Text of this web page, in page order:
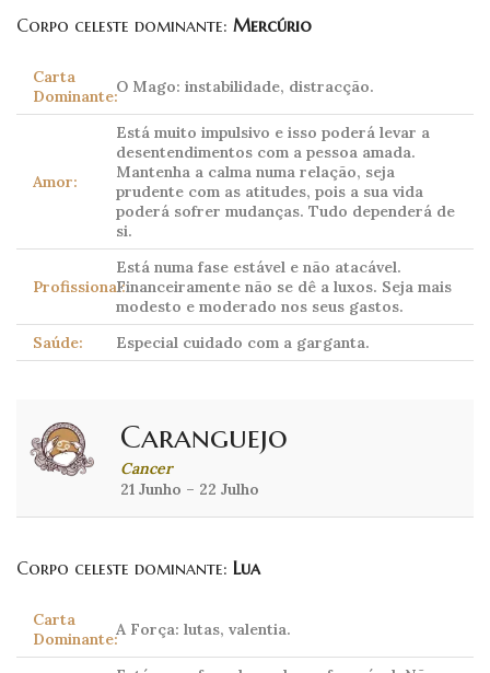
Corpo celeste dominante: Mercúrio
Carta
Dominante:O Mago: instabilidade, distracção.
Amor:
Está muito impulsivo e isso poderá levar a
desentendimentos com a pessoa amada.
Mantenha a calma numa relação, seja
prudente com as atitudes, pois a sua vida
poderá sofrer mudanças. Tudo dependerá de
si.
Profissional:
Está numa fase estável e não atacável.
Financeiramente não se dê a luxos. Seja mais
modesto e moderado nos seus gastos.
Saúde:
Especial cuidado com a garganta.
Caranguejo
Cancer
21 Junho – 22 Julho
Corpo celeste dominante: Lua
Carta
Dominante:A Força: lutas, valentia.